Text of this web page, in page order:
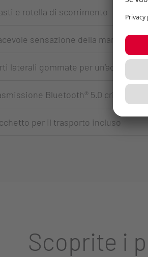
e rotella di scorrimento
sensazione della mano
laterali gommate per un’aderenza
Bluetooth® 5.0 criptata
per il trasporto incluso
Scoprite i